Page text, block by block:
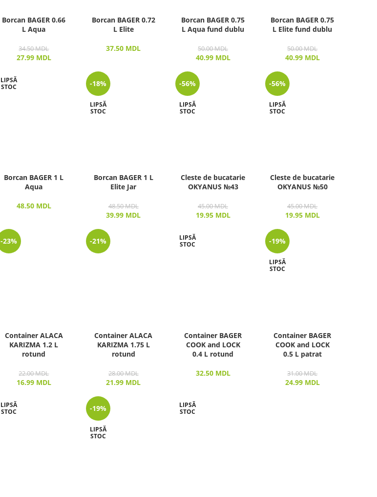
Borcan BAGER 0.66
L Aqua
34.50MDL
27.99 MDL
Borcan BAGER 0.72
L Elite
37.50 MDL
Borcan BAGER 0.75
L Aqua fund dublu
50.00MDL
40.99 MDL
Borcan BAGER 0.75
L Elite fund dublu
50.00MDL
40.99 MDL
LIPSĂ
STOC
Borcan BAGER 1 L
Aqua
48.50 MDL
-18%
LIPSĂ
STOC
Borcan BAGER 1 L
Elite Jar
48.50MDL
39.99 MDL
-56%
LIPSĂ
STOC
Cleste de bucatarie
OKYANUS №43
45.00MDL
19.95 MDL
-56%
LIPSĂ
STOC
Cleste de bucatarie
OKYANUS №50
45.00MDL
19.95 MDL
-23%
Container ALACA
KARIZMA 1.2 L
rotund
22.00MDL
16.99 MDL
-21%
Container ALACA
KARIZMA 1.75 L
rotund
28.00MDL
21.99 MDL
LIPSĂ
STOC
Container BAGER
COOK and LOCK
0.4 L rotund
32.50 MDL
-19%
LIPSĂ
STOC
Container BAGER
COOK and LOCK
0.5 L patrat
31.00MDL
24.99 MDL
LIPSĂ
STOC
-19%
LIPSĂ
STOC
LIPSĂ
STOC